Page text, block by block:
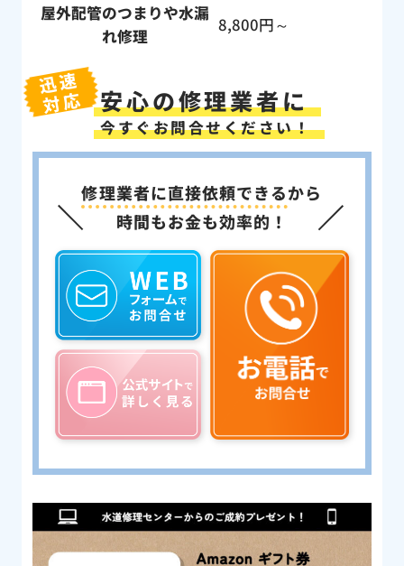
屋外配管のつまりや水漏
れ修理
8,800円～
迅速
対応 安心の修理業者に
今すぐお問合せください！
修理業者に直接依頼できるから
時間もお金も効率的！